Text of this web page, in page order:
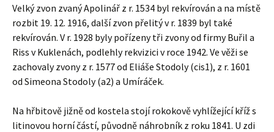
Velký zvon zvaný Apolinář z r. 1534 byl rekvírován a na místě
rozbit 19. 12. 1916, další zvon přelitý v r. 1839 byl také
rekvírován. V r. 1928 byly pořízeny tři zvony od firmy Buřil a
Riss v Kuklenách, podlehly rekvizici v roce 1942. Ve věži se
zachovaly zvony z r. 1577 od Eliáše Stodoly (cis1), z r. 1601
od Simeona Stodoly (a2) a Umíráček.
Na hřbitově jižně od kostela stojí rokokově vyhlížející kříž s
litinovou horní částí, původně náhrobník z roku 1841. U zdi